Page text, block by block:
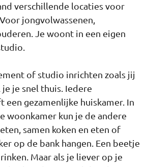
verschillende locaties voor
jongvolwassenen,
Je woont in een eigen
of studio inrichten zoals jij
je snel thuis. Iedere
gezamenlijke huiskamer. In
woonkamer kun je de andere
samen koken en eten of
op de bank hangen. Een beetje
Maar als je liever op je